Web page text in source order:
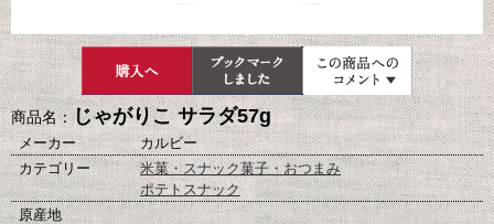
商品名：じゃがりこ サラダ57g
メーカー
カルビー
カテゴリー
米菓・スナック菓子・おつまみ
ポテトスナック
原産地